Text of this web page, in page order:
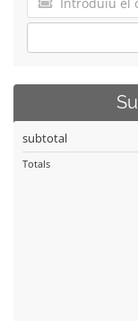
subtotal
Totals